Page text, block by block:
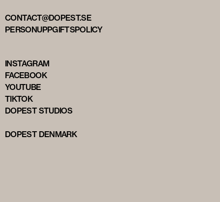
CONTACT@DOPEST.SE
PERSONUPPGIFTSPOLICY
INSTAGRAM
FACEBOOK
YOUTUBE
TIKTOK
DOPEST STUDIOS
DOPEST DENMARK